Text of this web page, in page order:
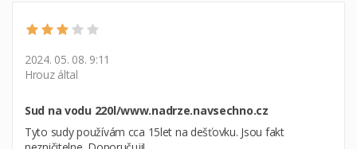
2024. 05. 08. 9:11
Hrouz által
Sud na vodu 220l/www.nadrze.navsechno.cz
Tyto sudy používám cca 15let na dešťovku. Jsou fakt